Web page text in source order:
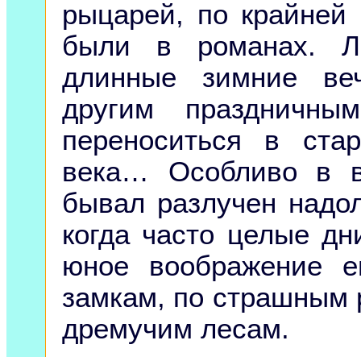
рыцарей, по
были в романах.
длинные зимние
другим
переноситься в
века… Особливо в
бывал разлучен
когда часто целые
юное воображение
замкам, по страшным
дремучим лесам.